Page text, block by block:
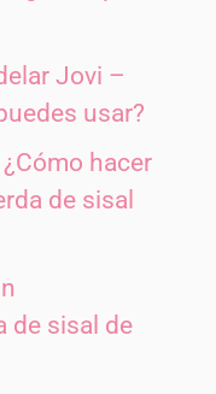
Jovi –
usar?
¿Cómo hacer
de sisal
de sisal de